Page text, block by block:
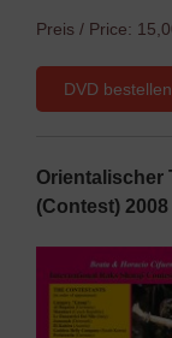
Preis / Price:
DVD
Orientalischer
(Contest) 2008